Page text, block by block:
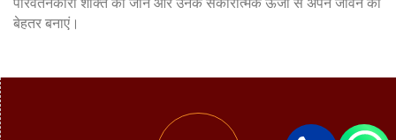
बेहतर बनाएं।